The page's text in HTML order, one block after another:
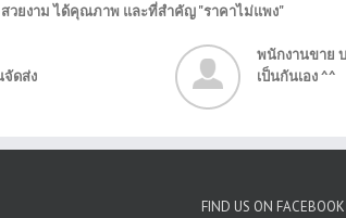
วยงาม ได้คุณภาพ และที่สำคัญ "ราคาไม่แพง"
จัดส่ง
พนักงานขาย
เป็นกันเอง ^^
FIND US ON FACEBOOK